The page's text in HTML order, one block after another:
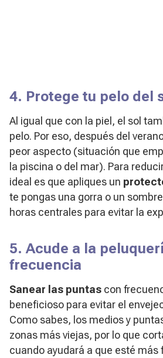
4. Protege tu pelo del
Al igual que con la piel, el sol
pelo. Por eso, después del
peor aspecto (situación que
la piscina o del mar). Para
ideal es que apliques un
te pongas una gorra o un
horas centrales para evitar la
5. Acude a la
frecuencia
Sanear las puntas con
beneficioso para evitar el
Como sabes, los medios y
zonas más viejas, por lo que
cuando ayudará a que esté más